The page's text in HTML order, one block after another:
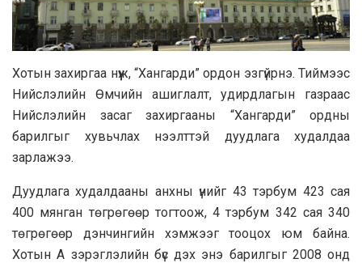
Хотын захиргаа нүүж, “Хангарди” ордон эзгүйрнэ. Тиймээс
Нийслэлийн Өмчийн ашиглалт, удирдлагын газраас
Нийслэлийн засаг захиргааны “Хангарди” ордны
барилгыг хувьчлах нээлттэй дуудлага худалдаа
зарлажээ.
Дуудлага худалдааны анхны үнийг 43 тэрбум 423 сая
400 мянган төгрөгөөр тогтоож, 4 тэрбум 342 сая 340
төгрөгөөр дэнчингийн хэмжээг тооцох юм байна.
Хотын А зэрэглэлийн бүс дэх энэ барилгыг 2008 онд